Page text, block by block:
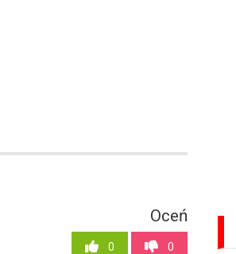
Oceń
0 0